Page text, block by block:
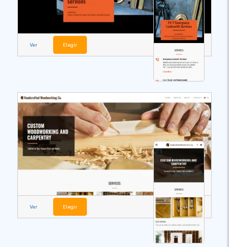
Ver Elegir
Ver Elegir